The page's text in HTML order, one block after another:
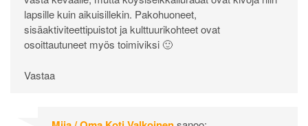
lapsille kuin aikuisillekin. Pakohuoneet,
sisäaktiviteettipuistot ja kulttuurikohteet ovat
osoittautuneet myös toimiviksi 🙂
Vastaa